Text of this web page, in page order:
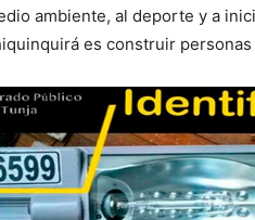
ambiente, al deporte y a
es construir